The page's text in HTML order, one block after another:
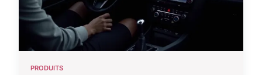
PRODUITS